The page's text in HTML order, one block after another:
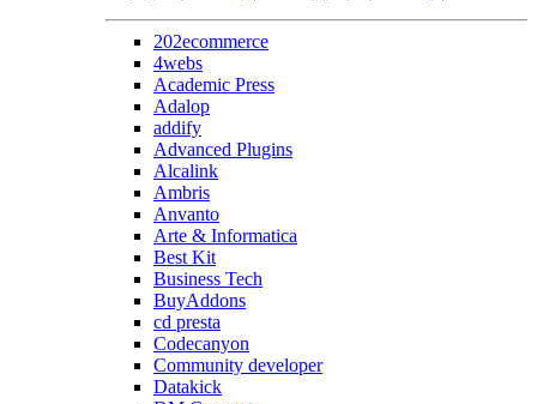
202ecommerce
4webs
Academic Press
Adalop
addify
Advanced Plugins
Alcalink
Ambris
Anvanto
Arte & Informatica
Best Kit
Business Tech
BuyAddons
cd presta
Codecanyon
Community developer
Datakick